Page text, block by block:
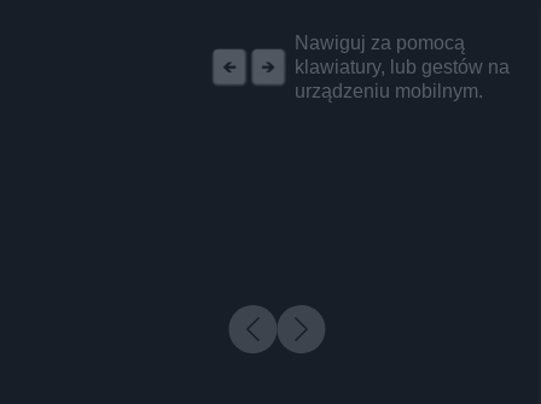
Nawiguj za pomocą
klawiatury, lub gestów na
urządzeniu mobilnym.